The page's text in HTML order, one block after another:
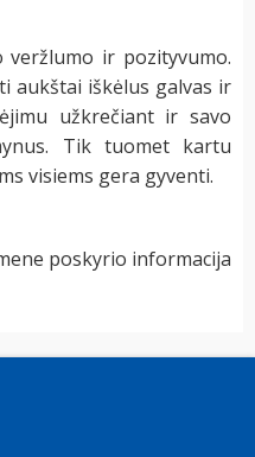
veržlumo ir pozityvumo.
aukštai iškėlus galvas ir
užkrečiant ir savo
Tik tuomet kartu
visiems gera gyventi.
poskyrio informacija